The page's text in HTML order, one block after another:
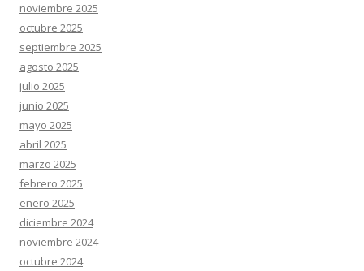
noviembre 2025
octubre 2025
septiembre 2025
agosto 2025
julio 2025
junio 2025
mayo 2025
abril 2025
marzo 2025
febrero 2025
enero 2025
diciembre 2024
noviembre 2024
octubre 2024